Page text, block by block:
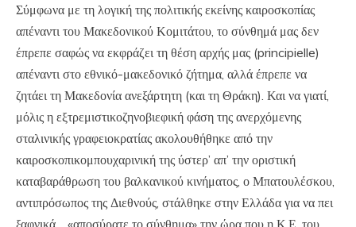
Σύμφωνα με τη λογική της πολιτικής εκείνης καιροσκοπίας
απέναντι του Μακεδονικού Κομιτάτου, το σύνθημά μας δεν
έπρεπε σαφώς να εκφράζει τη θέση αρχής μας (principielle)
απέναντι στο εθνικό-μακεδονικό ζήτημα, αλλά έπρεπε να
ζητάει τη Μακεδονία ανεξάρτητη (και τη Θράκη). Και να γιατί,
μόλις η εξτρεμιστικοζηνοβιεφική φάση της ανερχόμενης
σταλινικής γραφειοκρατίας ακολουθήθηκε από την
καιροσκοπικομπουχαρινική της ύστερ’ απ’ την οριστική
καταβαράθρωση του βαλκανικού κινήματος, ο Μπατουλέσκου,
αντιπρόσωπος της Διεθνούς, στάλθηκε στην Ελλάδα για να πει
ξαφνικά… «αποσύρατε το σύνθημα» την ώρα που η Κ.Ε. του